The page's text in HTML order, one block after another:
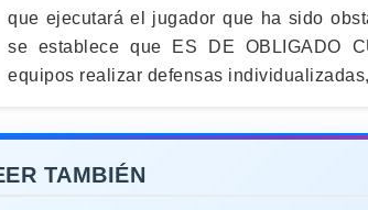
que ejecutará el jugador que ha sido
se establece que ES DE OBLIGADO
equipos realizar defensas
TAMBIÉN